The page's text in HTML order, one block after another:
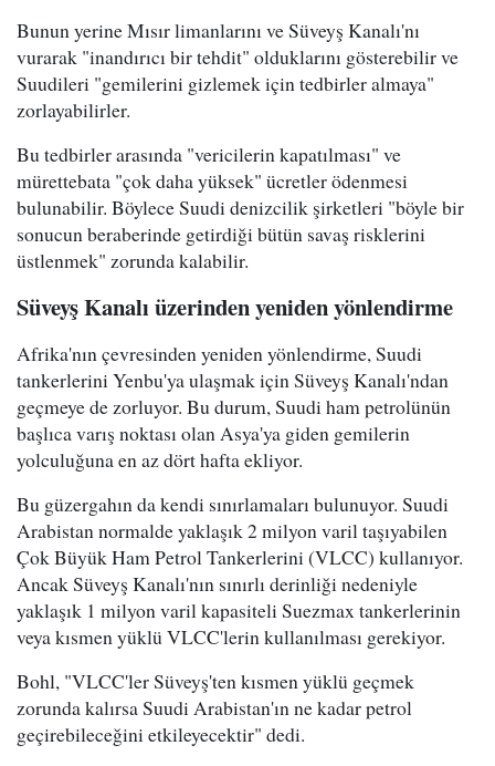
Bunun yerine Mısır limanlarını ve Süveyş Kanalı'nı
vurarak "inandırıcı bir tehdit" olduklarını gösterebilir ve
Suudileri "gemilerini gizlemek için tedbirler almaya"
zorlayabilirler.
Bu tedbirler arasında "vericilerin kapatılması" ve
mürettebata "çok daha yüksek" ücretler ödenmesi
bulunabilir. Böylece Suudi denizcilik şirketleri "böyle bir
sonucun beraberinde getirdiği bütün savaş risklerini
üstlenmek" zorunda kalabilir.
Süveyş Kanalı üzerinden yeniden yönlendirme
Afrika'nın çevresinden yeniden yönlendirme, Suudi
tankerlerini Yenbu'ya ulaşmak için Süveyş Kanalı'ndan
geçmeye de zorluyor. Bu durum, Suudi ham petrolünün
başlıca varış noktası olan Asya'ya giden gemilerin
yolculuğuna en az dört hafta ekliyor.
Bu güzergahın da kendi sınırlamaları bulunuyor. Suudi
Arabistan normalde yaklaşık 2 milyon varil taşıyabilen
Çok Büyük Ham Petrol Tankerlerini (VLCC) kullanıyor.
Ancak Süveyş Kanalı'nın sınırlı derinliği nedeniyle
yaklaşık 1 milyon varil kapasiteli Suezmax tankerlerinin
veya kısmen yüklü VLCC'lerin kullanılması gerekiyor.
Bohl, "VLCC'ler Süveyş'ten kısmen yüklü geçmek
zorunda kalırsa Suudi Arabistan'ın ne kadar petrol
geçirebileceğini etkileyecektir" dedi.